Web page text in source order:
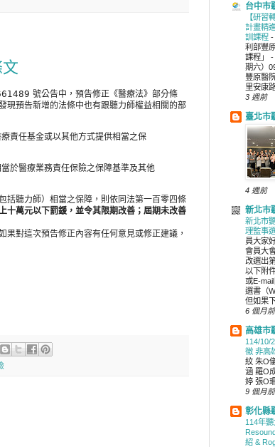
號公告中，預告修正《醫療法》部分條
現預告新增的法條中也有跟聽力師權益相關的部
責任基金或以其他方式提供相當之保
於醫療業務責任保險之保障基準及其他
括聽力師）相當之保障，則依同法第一百零四條
十萬元以下罰鍰，並令其限期改善；屆期未改善
果對這次預告修正內容有任何意見或修正建議，
台中市
【研習
計畫精
訓課程 -
利部豐
課程」 -
期六）
豐原醫
里安康
3 週前
臺北市
4 週前
新北市
新北市
理監事
員大家
會員大
改選出
以下附
或E-
選書（
但如果
6 個月前
高雄市
114/10/
徵 非高
紋 朱O
涵 羅O
婷 張O
9 個月前
彰化縣
114年
紹 &